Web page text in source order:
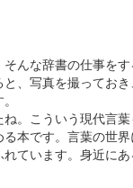
んな辞書の仕事を
、写真を撮って
。こういう現代言葉
です。言葉の世界
います。身近にあ